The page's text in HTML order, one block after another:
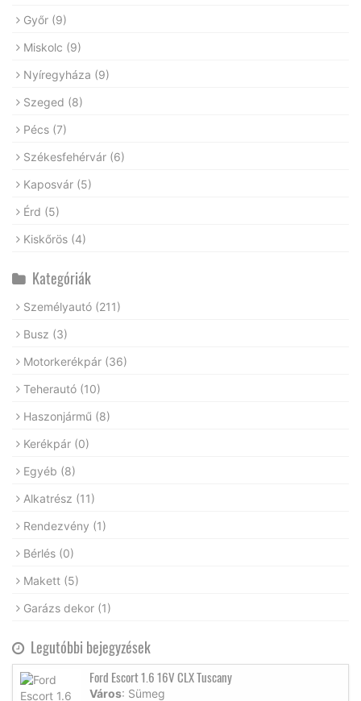
Győr (9)
Miskolc (9)
Nyíregyháza (9)
Szeged (8)
Pécs (7)
Székesfehérvár (6)
Kaposvár (5)
Érd (5)
Kiskőrös (4)
Kategóriák
Személyautó (211)
Busz (3)
Motorkerékpár (36)
Teherautó (10)
Haszonjármű (8)
Kerékpár (0)
Egyéb (8)
Alkatrész (11)
Rendezvény (1)
Bérlés (0)
Makett (5)
Garázs dekor (1)
Legutóbbi bejegyzések
Ford Escort 1.6 16V CLX Tuscany
Város: Sümeg